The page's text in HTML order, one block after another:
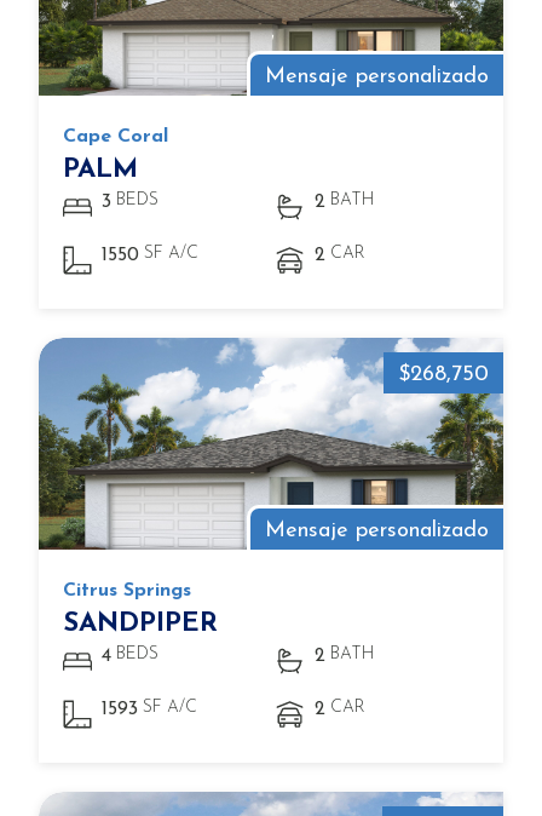
Mensaje personalizado
Cape Coral
PALM
3 BEDS 2 BATH
1550 SF A/C 2 CAR
Mensaje personalizado
$268,750
Citrus Springs
SANDPIPER
4 BEDS 2 BATH
1593 SF A/C 2 CAR